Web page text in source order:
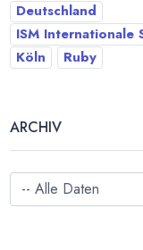
Deutschland
ISM Internationale
Köln
Ruby
ARCHIV